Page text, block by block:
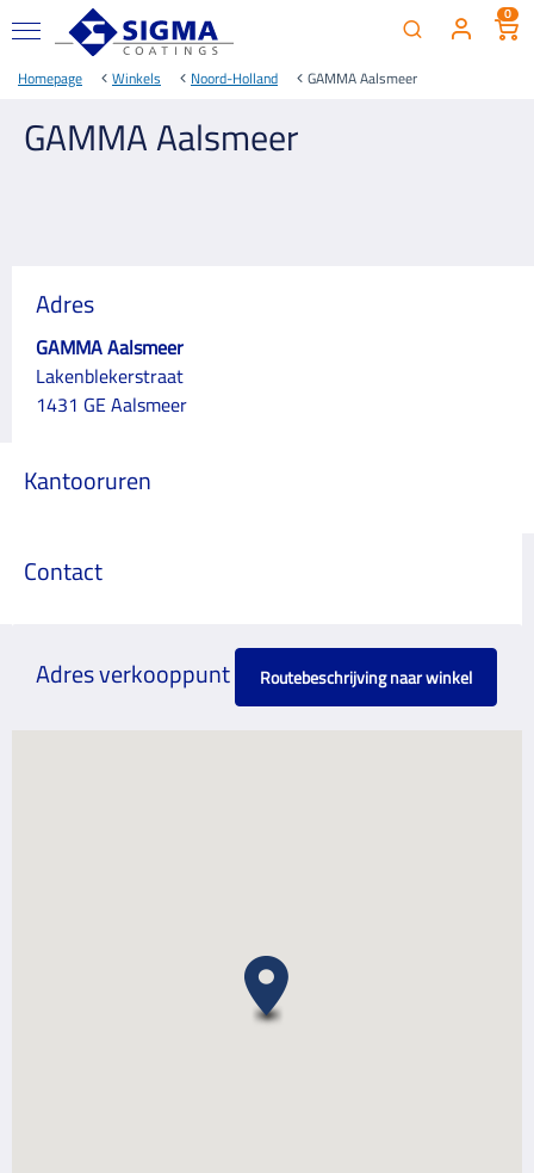
0
Homepage Winkels Noord-Holland GAMMA Aalsmeer
GAMMA Aalsmeer
Adres
GAMMA Aalsmeer
Lakenblekerstraat
1431 GE Aalsmeer
Kantooruren
Contact
Adres verkooppunt Routebeschrijving naar winkel